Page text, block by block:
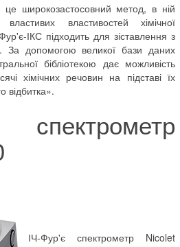
широкозастосовний метод, в ній
властивих властивостей хімічної
ІКС підходить для зіставлення з
За допомогою великої бази даних
бібліотекою дає можливість
хімічних речовин на підставі їх
відбитка».
ІЧ-Фур'є спектрометр Nicolet